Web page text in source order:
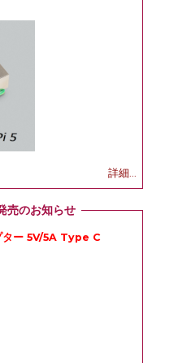
詳細...
売のお知らせ
ター 5V/5A Type C